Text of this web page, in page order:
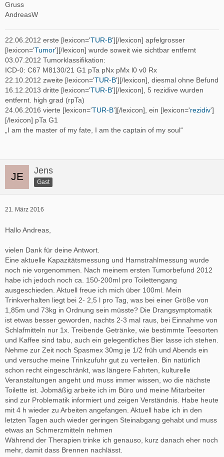
Gruss
AndreasW
22.06.2012 erste [lexicon='TUR-B'][/lexicon] apfelgrosser
[lexicon='Tumor'][/lexicon] wurde soweit wie sichtbar entfernt
03.07.2012 Tumorklassifikation:
ICD-0: C67 M8130/21 G1 pTa pNx pMx l0 v0 Rx
22.10.2012 zweite [lexicon='TUR-B'][/lexicon], diesmal ohne Befund
16.12.2013 dritte [lexicon='TUR-B'][/lexicon], 5 rezidive wurden
entfernt. high grad (rpTa)
24.06.2016 vierte [lexicon='TUR-B'][/lexicon], ein [lexicon='rezidiv']
[/lexicon] pTa G1
„I am the master of my fate, I am the captain of my soul“
Jens
Gast
21. März 2016
Hallo Andreas,
vielen Dank für deine Antwort.
Eine aktuelle Kapazitätsmessung und Harnstrahlmessung wurde
noch nie vorgenommen. Nach meinem ersten Tumorbefund 2012
habe ich jedoch noch ca. 150-200ml pro Toilettengang
ausgeschieden. Aktuell freue ich mich über 100ml. Mein
Trinkverhalten liegt bei 2- 2,5 l pro Tag, was bei einer Größe von
1,85m und 73kg in Ordnung sein müsste? Die Drangsymptomatik
ist etwas besser geworden, nachts 2-3 mal raus, bei Einnahme von
Schlafmitteln nur 1x. Treibende Getränke, wie bestimmte Teesorten
und Kaffee sind tabu, auch ein gelegentliches Bier lasse ich stehen.
Nehme zur Zeit noch Spasmex 30mg je 1/2 früh und Abends ein
und versuche meine Trinkzufuhr gut zu verteilen. Bin natürlich
schon recht eingeschränkt, was längere Fahrten, kulturelle
Veranstaltungen angeht und muss immer wissen, wo die nächste
Toilette ist. Jobmäßig arbeite ich im Büro und meine Mitarbeiter
sind zur Problematik informiert und zeigen Verständnis. Habe heute
mit 4 h wieder zu Arbeiten angefangen. Aktuell habe ich in den
letzten Tagen auch wieder geringen Steinabgang gehabt und muss
etwas an Schmerzmitteln nehmen
Während der Therapien trinke ich genauso, kurz danach eher noch
mehr, damit dass Brennen nachlässt.